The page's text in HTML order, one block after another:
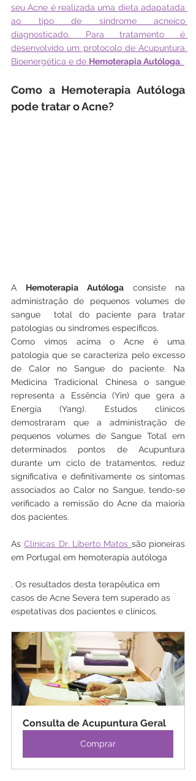
seu Acne é realizada uma dieta adapatada
ao tipo de sindrome acneico
diagnosticado. Para tratamento é
desenvolvido um protocolo de Acupuntura
Bioenergética e de Hemoterapia Autóloga.
Como a Hemoterapia Autóloga
pode tratar o Acne?
A Hemoterapia Autóloga consiste na
administração de pequenos volumes de
sangue  total do paciente para tratar
patologias ou sindromes especificos.
Como vimos acima o Acne é uma
patologia que se caracteriza pelo excesso
de Calor no Sangue do paciente. Na
Medicina Tradicional Chinesa o sangue
representa a Essência (Yin) que gera a
Energia (Yang). Estudos clínicos
demostraram que a administração de
pequenos volumes de Sangue Total em
determinados pontos de Acupuntura
durante um ciclo de tratamentos, reduz
significativa e definitivamente os sintomas
associados ao Calor no Sangue, tendo-se
verificado a remissão do Acne da maioria
dos pacientes.
As Clínicas Dr. Liberto Matos são pioneiras
em Portugal em hemoterapia autóloga
. Os resultados desta terapêutica em
casos de Acne Severa tem superado as
espetativas dos pacientes e clínicos.
Consulta de Acupuntura Geral
Comprar